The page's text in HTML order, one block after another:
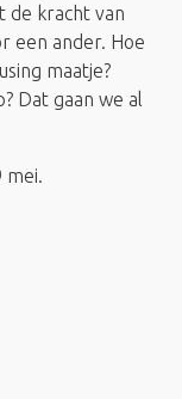
de kracht van
een ander. Hoe
maatje?
Dat gaan we al
mei.